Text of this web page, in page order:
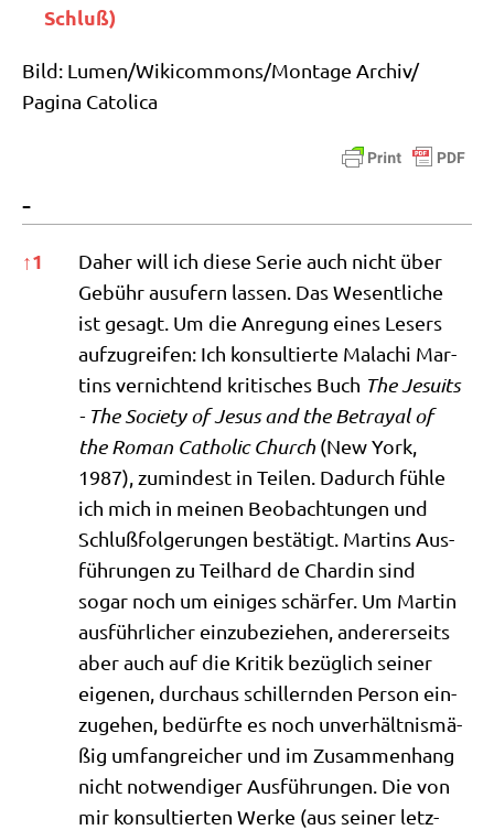
Schluß)
Bild: Lumen/​Wikicommons/​Montage Archiv/​
Pagina Catolica
-
-↑1
Daher will ich die­se Serie auch nicht über
Gebühr aus­ufern las­sen. Das Wesent­li­che
ist gesagt. Um die Anre­gung eines Lesers
auf­zu­grei­fen: Ich kon­sul­tier­te Malachi Mar­
tins ver­nich­tend kri­ti­sches Buch The Jesuits
- The Socie­ty of Jesus and the Betra­y­al of
the Roman Catho­lic Church (New York,
1987), zumin­dest in Tei­len. Dadurch füh­le
ich mich in mei­nen Beob­ach­tun­gen und
Schluß­fol­ge­run­gen bestä­tigt. Mar­tins Aus­
füh­run­gen zu Teil­hard de Char­din sind
sogar noch um eini­ges schär­fer. Um Mar­tin
aus­führ­li­cher ein­zu­be­zie­hen, ande­rer­seits
aber auch auf die Kri­tik bezüg­lich sei­ner
eige­nen, durch­aus schil­lern­den Per­son ein­
zu­ge­hen, bedürf­te es noch unver­hält­nis­mä­
ßig umfang­rei­cher und im Zusam­men­hang
nicht not­wen­di­ger Aus­füh­run­gen. Die von
mir kon­sul­tier­ten Wer­ke (aus sei­ner letz­